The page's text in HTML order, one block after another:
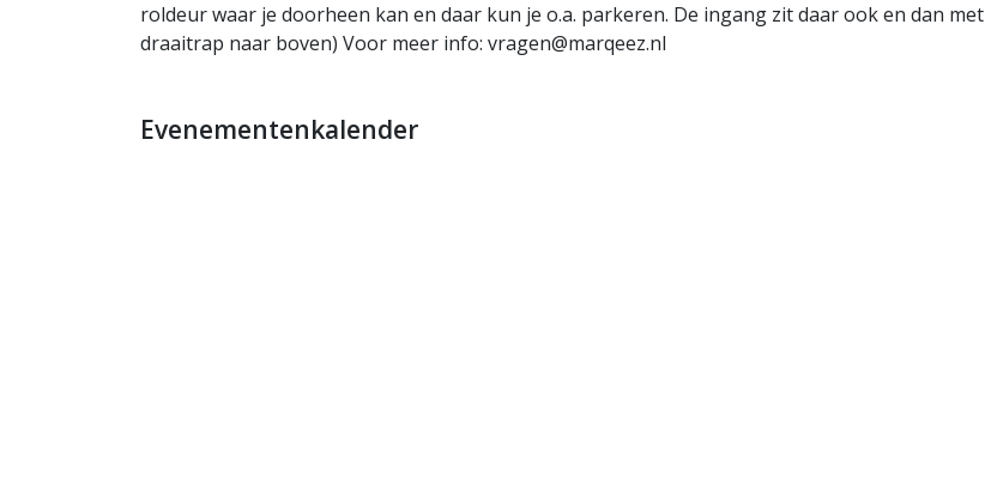
roldeur waar je doorheen kan en daar kun je o.a. parkeren. De ingang zit daar ook en dan met
draaitrap naar boven) Voor meer info: vragen@marqeez.nl
Evenementenkalender